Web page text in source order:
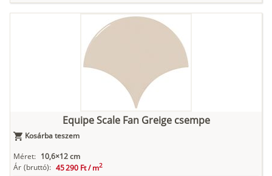
Equipe Scale Fan Greige csempe
Kosárba teszem
Méret: 10,6×12 cm
Ár (bruttó): 45 290 Ft /m2